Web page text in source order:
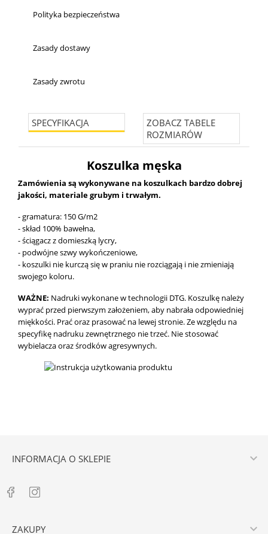
Polityka bezpieczeństwa
Zasady dostawy
Zasady zwrotu
SPECYFIKACJA
ZOBACZ TABELE
ROZMIARÓW
Koszulka męska
Zamówienia są wykonywane na koszulkach bardzo dobrej
jakości, materiale grubym i trwałym.
- gramatura: 150 G/m2
- skład 100% bawełna,
- ściągacz z domieszką lycry,
- podwójne szwy wykończeniowe,
- koszulki nie kurczą się w praniu nie rozciągają i nie zmieniają
swojego koloru.
WAŻNE: Nadruki wykonane w technologii DTG. Koszulkę należy
wyprać przed pierwszym założeniem, aby nabrała odpowiedniej
miękkości. Prać oraz prasować na lewej stronie. Ze względu na
specyfikę nadruku zewnętrznego nie trzeć. Nie stosować
wybielacza oraz środków agresywnych.
INFORMACJA O SKLEPIE 
ZAKUPY 